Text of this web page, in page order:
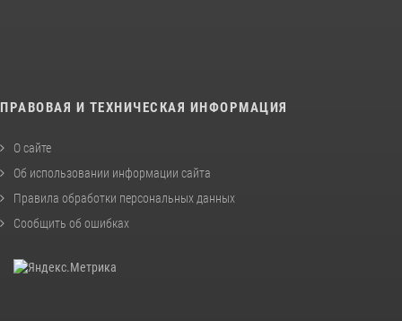
ПРАВОВАЯ И ТЕХНИЧЕСКАЯ ИНФОРМАЦИЯ
О сайте
Об использовании информации сайта
Правила обработки персональных данных
Сообщить об ошибках